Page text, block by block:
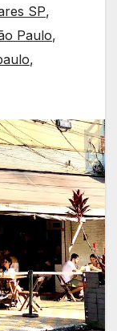
SP,
Paulo,
,